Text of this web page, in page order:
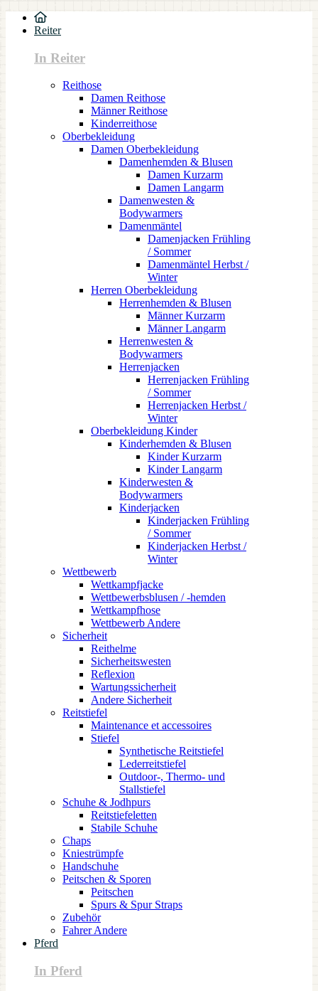
Reiter
In Reiter
Reithose
Damen Reithose
Männer Reithose
Kinderreithose
Oberbekleidung
Damen Oberbekleidung
Damenhemden & Blusen
Damen Kurzarm
Damen Langarm
Damenwesten &
Bodywarmers
Damenmäntel
Damenjacken Frühling
/ Sommer
Damenmäntel Herbst /
Winter
Herren Oberbekleidung
Herrenhemden & Blusen
Männer Kurzarm
Männer Langarm
Herrenwesten &
Bodywarmers
Herrenjacken
Herrenjacken Frühling
/ Sommer
Herrenjacken Herbst /
Winter
Oberbekleidung Kinder
Kinderhemden & Blusen
Kinder Kurzarm
Kinder Langarm
Kinderwesten &
Bodywarmers
Kinderjacken
Kinderjacken Frühling
/ Sommer
Kinderjacken Herbst /
Winter
Wettbewerb
Wettkampfjacke
Wettbewerbsblusen / -hemden
Wettkampfhose
Wettbewerb Andere
Sicherheit
Reithelme
Sicherheitswesten
Reflexion
Wartungssicherheit
Andere Sicherheit
Reitstiefel
Maintenance et accessoires
Stiefel
Synthetische Reitstiefel
Lederreitstiefel
Outdoor-, Thermo- und
Stallstiefel
Schuhe & Jodhpurs
Reitstiefeletten
Stabile Schuhe
Chaps
Kniestrümpfe
Handschuhe
Peitschen & Sporen
Peitschen
Spurs & Spur Straps
Zubehör
Fahrer Andere
Pferd
In Pferd